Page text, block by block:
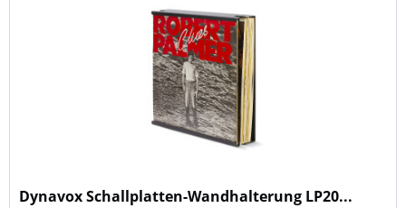
Dynavox Schallplatten-Wandhalterung LP20...